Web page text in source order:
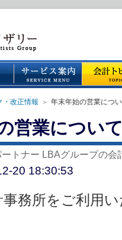
・改正情報 ＞ 年末年始の営業につ
営業につい
トナー LBAグループの会
20 18:30:53
事務所をご利用